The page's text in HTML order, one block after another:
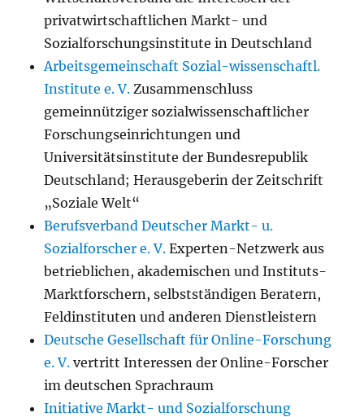
privatwirtschaftlichen Markt- und
Sozialforschungsinstitute in Deutschland
Arbeitsgemeinschaft Sozial-wissenschaftl.
Institute e. V. Zusammenschluss
gemeinnütziger sozialwissenschaftlicher
Forschungseinrichtungen und
Universitätsinstitute der Bundesrepublik
Deutschland; Herausgeberin der Zeitschrift
„Soziale Welt“
Berufsverband Deutscher Markt- u.
Sozialforscher e. V. Experten-Netzwerk aus
betrieblichen, akademischen und Instituts-
Marktforschern, selbstständigen Beratern,
Feldinstituten und anderen Dienstleistern
Deutsche Gesellschaft für Online-Forschung
e. V. vertritt Interessen der Online-Forscher
im deutschen Sprachraum
Initiative Markt- und Sozialforschung